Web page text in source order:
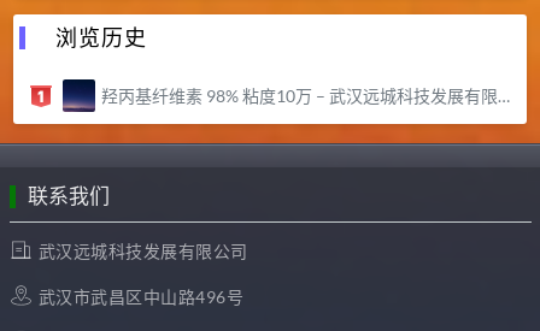
浏览历史
羟丙基纤维素 98% 粘度10万 – 武汉远城科技发展有限公司
联系我们
武汉远城科技发展有限公司
武汉市武昌区中山路496号